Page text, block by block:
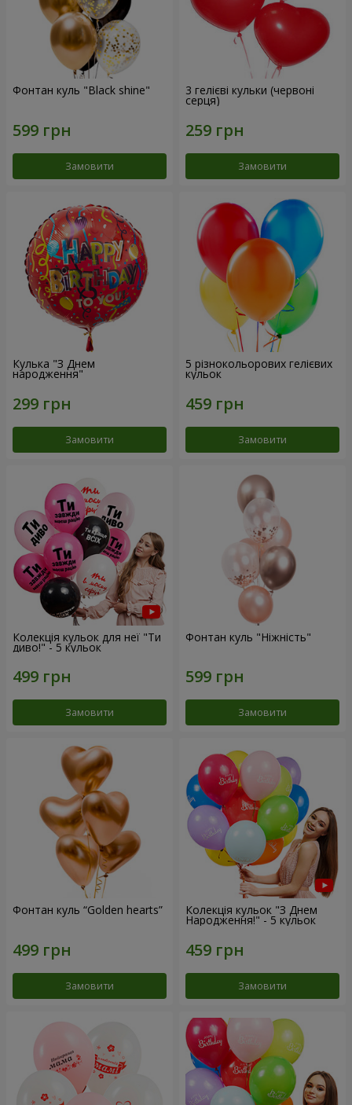
Фонтан куль "Black shine"
Замовити
3 гелієві кульки (червоні
серця)
Замовити
Кулька "З Днем
народження"
Замовити
5 різнокольорових гелієвих
кульок
Замовити
Колекція кульок для неї "Ти
диво!" - 5 кульок
Замовити
Фонтан куль "Ніжність"
Замовити
Фонтан куль “Golden hearts”
Замовити
Колекція кульок "З Днем
Народження!" - 5 кульок
Замовити